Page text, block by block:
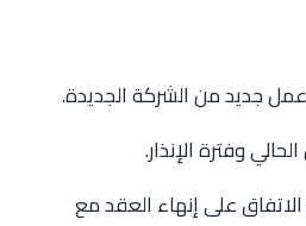
جديد من الشركة الجديدة.
وفترة الإنذار.
على إنهاء العقد مع